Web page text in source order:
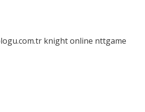
knight online nttgame